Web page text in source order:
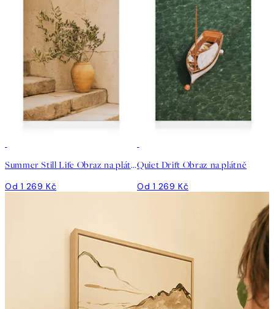
Summer Still Life Obraz na plátně
Od 1 269 Kč
Quiet Drift Obraz na plátně
Od 1 269 Kč